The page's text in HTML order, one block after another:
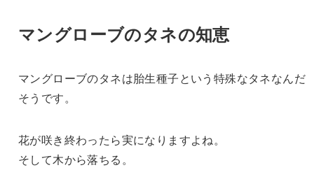
マングローブのタネの知恵
マングローブのタネは胎生種子という特殊なタネなんだ
そうです。
花が咲き終わったら実になりますよね。
そして木から落ちる。